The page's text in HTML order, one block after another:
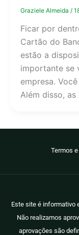
Graziele Almeida /
Ficar por
Cartão do
estão a
importante se
empresa.
Além disso, as
Termos
Este site é informativo
Não realizamos
aprovações são